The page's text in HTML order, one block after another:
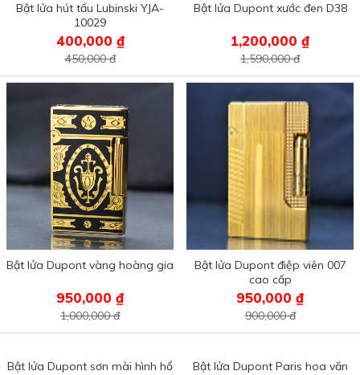
Bật lửa hút tẩu Lubinski YJA-
10029
400,000 ₫
450,000 đ
Bật lửa Dupont xước đen D38
1,200,000 ₫
1,590,000 đ
Bật lửa Dupont vàng hoàng gia
950,000 ₫
1,000,000 đ
Bật lửa Dupont điệp viên 007
cao cấp
950,000 ₫
900,000 đ
Bật lửa Dupont sơn mài hình hổ
Bật lửa Dupont Paris hoa văn